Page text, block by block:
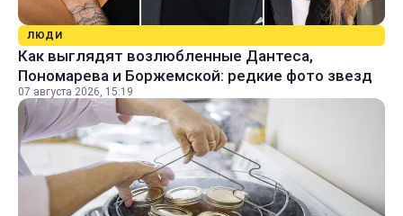
ЛЮДИ
Как выглядят возлюбленные Дантеса,
Пономарева и Боржемской: редкие фото звезд
07 августа 2026, 15:19